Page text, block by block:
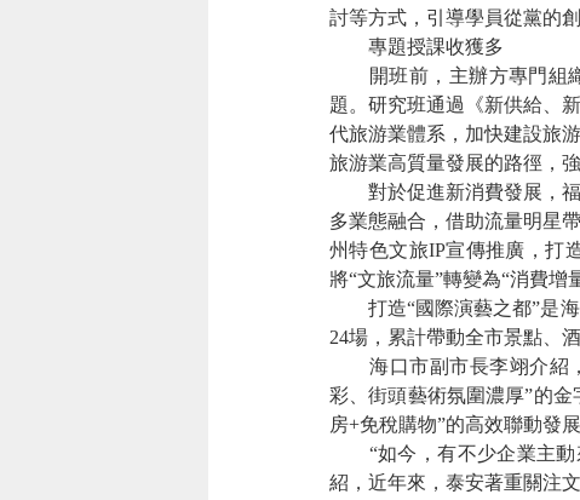
討等方式，引導學員從黨的
專題授課收獲多
開班前，主辦方專門組
題。研究班通過《新供給、
代旅游業體系，加快建設旅
旅游業高質量發展的路徑，
對於促進新消費發展，
多業態融合，借助流量明星
州特色文旅IP宣傳推廣，打
將“文旅流量”轉變為“消費增
打造“國際演藝之都”是
24場，累計帶動全市景點、
海口市副市長李翊介紹
彩、街頭藝術氛圍濃厚”的
房+免稅購物”的高效聯動發展
“如今，有不少企業主
紹，近年來，泰安著重關注